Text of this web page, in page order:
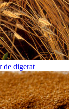
de digerat